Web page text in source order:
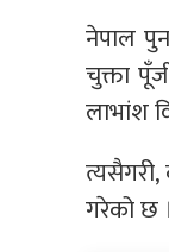
नेपाल
चुक्ता
लाभांश
गरेको छ